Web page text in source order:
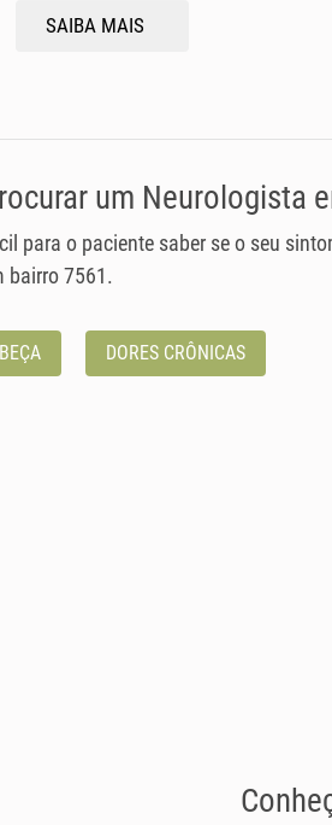
SAIBA MAIS
um Neurologista
para o paciente saber se o seu
bairro 7561.
DORES CRÔNICAS